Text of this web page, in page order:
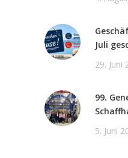
Juli
29. Juni
99.
5. Juni